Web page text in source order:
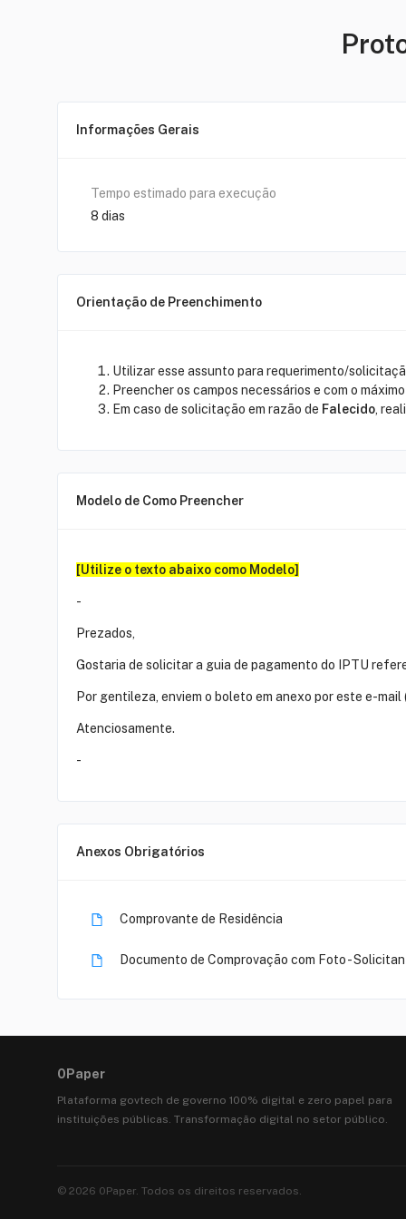
Informações Gerais
Tempo estimado para execução
8 dias
Orientação de Preenchimento
Utilizar esse assunto para requerimento/
Preencher os campos necessários e com o
Em caso de solicitação em razão de Falecido ,
Modelo de Como Preencher
[Utilize o texto abaixo como Modelo]
-
Prezados,
Gostaria de solicitar a guia de pagamento do IPTU
Por gentileza, enviem o boleto em anexo por este e-
Atenciosamente.
-
Anexos Obrigatórios
Comprovante de Residência
Documento de Comprovação com Foto -
0Paper
Plataforma govtech de governo 100% digital e zero papel para
instituições públicas. Transformação digital no setor público.
© 2026 0Paper. Todos os direitos reservados.